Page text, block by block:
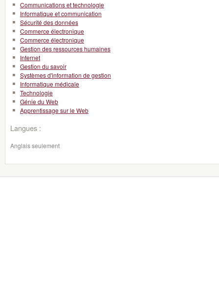
Communications et technologie
Informatique et communication
Sécurité des données
Commerce électronique
Commerce électronique
Gestion des ressources humaines
Internet
Gestion du savoir
Systèmes d'information de gestion
Informatique médicale
Technologie
Génie du Web
Apprentissage sur le Web
Langues :
Anglais seulement